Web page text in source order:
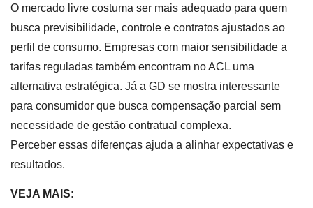
O mercado livre costuma ser mais adequado para quem
busca previsibilidade, controle e contratos ajustados ao
perfil de consumo. Empresas com maior sensibilidade a
tarifas reguladas também encontram no ACL uma
alternativa estratégica. Já a GD se mostra interessante
para consumidor que busca compensação parcial sem
necessidade de gestão contratual complexa.
Perceber essas diferenças ajuda a alinhar expectativas e
resultados.
VEJA MAIS: